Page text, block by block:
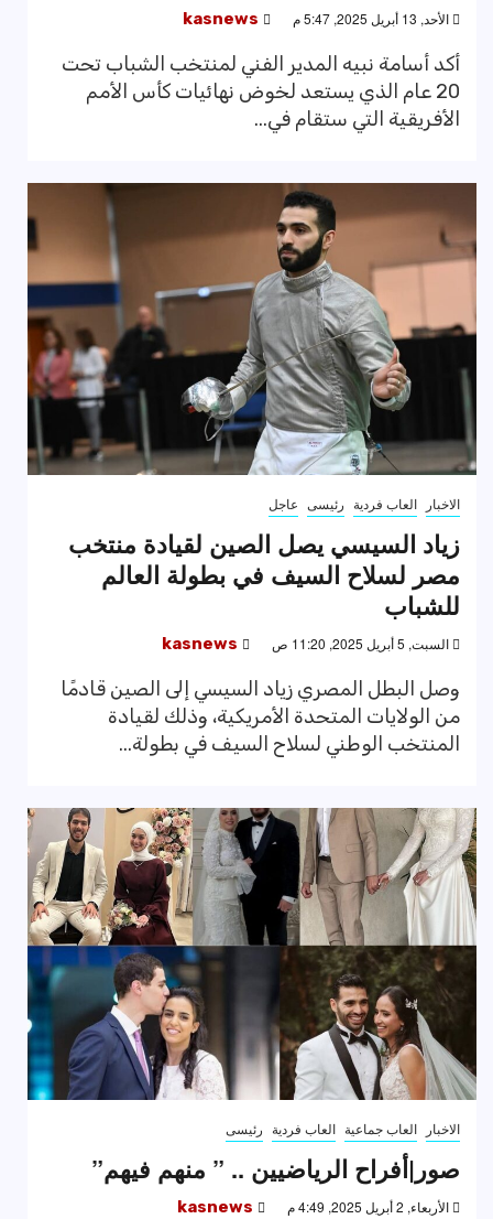
الأحد, 13 أبريل 2025, 5:47 م kasnews
أكد أسامة نبيه المدير الفني لمنتخب الشباب تحت
20 عام الذي يستعد لخوض نهائيات كأس الأمم
الأفريقية التي ستقام في...
الاخبار العاب فردية رئيسى عاجل
زياد السيسي يصل الصين لقيادة منتخب
مصر لسلاح السيف في بطولة العالم
للشباب
السبت, 5 أبريل 2025, 11:20 ص kasnews
وصل البطل المصري زياد السيسي إلى الصين قادمًا
من الولايات المتحدة الأمريكية، وذلك لقيادة
المنتخب الوطني لسلاح السيف في بطولة...
الاخبار العاب جماعية العاب فردية رئيسى
صور|أفراح الرياضيين .. ” منهم فيهم”
الأربعاء, 2 أبريل 2025, 4:49 م kasnews